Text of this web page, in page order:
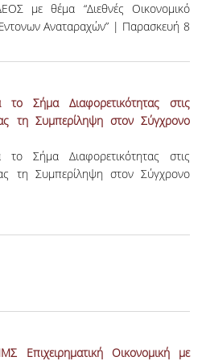
με θέμα “Διεθνές Οικονομικό
Αναταραχών” | Παρασκευή 8
Σήμα Διαφορετικότητας στις
τη Συμπερίληψη στον Σύγχρονο
Σήμα Διαφορετικότητας στις
τη Συμπερίληψη στον Σύγχρονο
Επιχειρηματική Οικονομική με